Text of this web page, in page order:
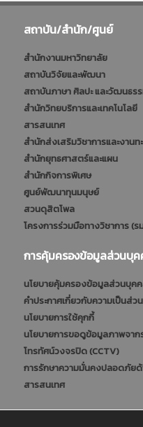
สถาบัน/สำนัก/ศูนย์
สำนักงานมหาวิทยาลัย
สถาบันวิจัยและพัฒนา
สถาบันภาษา ศิลปะ และวัฒนธร
สำนักวิทยบริการและเทคโนโลยี
สารสนเทศ
สำนักส่งเสริมวิชาการและงานท
สำนักยุทธศาสตร์และแผน
สำนักกิจการพิเศษ
ศูนย์พัฒนาทุนมนุษย์
สวนดุสิตโพล
โครงการร่วมมือทางวิชาการ (ร
การคุ้มครองข้อมูลส่วนบุ
นโยบายคุ้มครองข้อมูลส่วนบุค
คำประกาศเกี่ยวกับความเป็นส่ว
นโยบายการใช้คุกกี้
นโยบายการขอดูข้อมูลภาพจาก
โทรทัศน์วงจรปิด (CCTV)
การรักษาความมั่นคงปลอดภัย
สารสนเทศ